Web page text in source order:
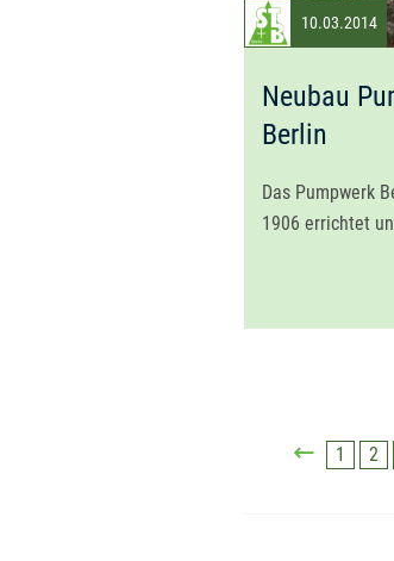
10.03.2014
Neubau
Berlin
Das Pumpwerk
1906 errichtet
1 2